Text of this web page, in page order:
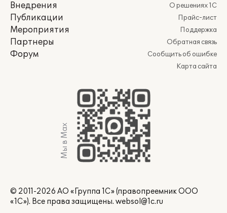
Внедрения
Публикации
Мероприятия
Партнеры
Форум
О решениях 1С
Прайс-лист
Поддержка
Обратная связь
Сообщить об ошибке
Карта сайта
Мы в Max
© 2011-2026 АО «Группа 1С» (правопреемник ООО
«1С»). Все права защищены. websol@1c.ru